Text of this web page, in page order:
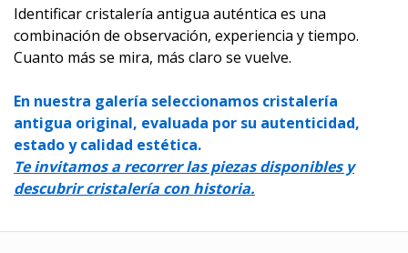
Identificar cristalería antigua auténtica es una
combinación de observación, experiencia y tiempo.
Cuanto más se mira, más claro se vuelve.
En nuestra galería seleccionamos cristalería
antigua original, evaluada por su autenticidad,
estado y calidad estética.
Te invitamos a recorrer las piezas disponibles y
descubrir cristalería con historia.